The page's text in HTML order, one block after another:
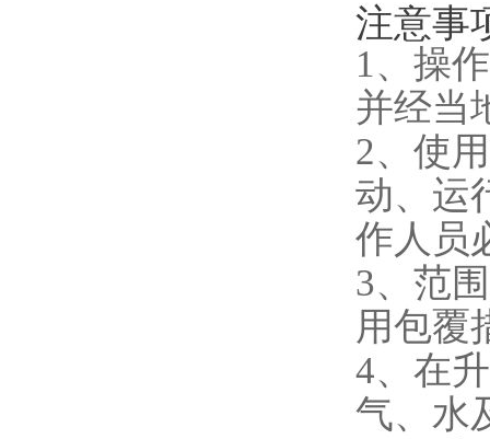
注意事
1、操
并经当
2、使
动、运
作人员
3、范
用包覆
4、在
气、水